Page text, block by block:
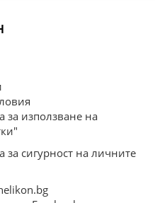
за използване на
за сигурност на личните